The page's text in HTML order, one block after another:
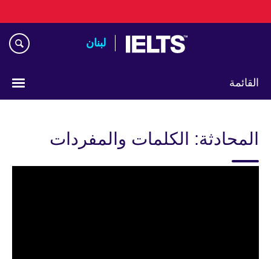
to
لبنان
القائمة
language
المحادثة: الكلمات والمفردات